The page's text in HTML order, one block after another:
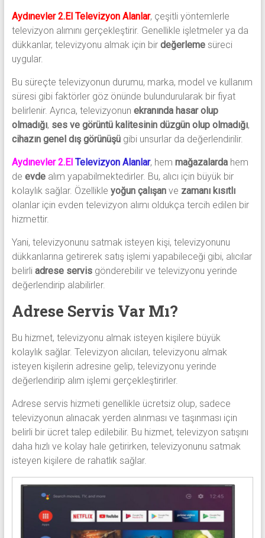
Aydınevler 2.El Televizyon Alanlar, çeşitli yöntemlerle
televizyon alımını gerçekleştirir. Genellikle işletmeler ya da
dükkanlar, televizyonu almak için bir değerlemesüreci
uygular.
Bu süreçte televizyonun durumu, marka, model ve kullanım
süresi gibi faktörler göz önünde bulundurularak bir fiyat
belirlenir. Ayrıca, televizyonun ekranında hasar olup
olmadığı, ses ve görüntü kalitesinin düzgün olup olmadığı,
cihazın genel dış görünüşügibi unsurlar da değerlendirilir.
Aydınevler 2.El Televizyon Alanlar, hem mağazalardahem
de evdealım yapabilmektedirler. Bu, alıcı için büyük bir
kolaylık sağlar. Özellikle yoğun çalışanve zamanı kısıtlı
olanlar için evden televizyon alımı oldukça tercih edilen bir
hizmettir.
Yani, televizyonunu satmak isteyen kişi, televizyonunu
dükkanlarına getirerek satış işlemi yapabileceği gibi, alıcılar
belirli adrese servisgönderebilir ve televizyonu yerinde
değerlendirip alabilirler.
Adrese Servis Var Mı?
Bu hizmet, televizyonu almak isteyen kişilere büyük
kolaylık sağlar. Televizyon alıcıları, televizyonu almak
isteyen kişilerin adresine gelip, televizyonu yerinde
değerlendirip alım işlemi gerçekleştirirler.
Adrese servis hizmeti genellikle ücretsiz olup, sadece
televizyonun alınacak yerden alınması ve taşınması için
belirli bir ücret talep edilebilir. Bu hizmet, televizyon satışını
daha hızlı ve kolay hale getirirken, televizyonunu satmak
isteyen kişilere de rahatlık sağlar.